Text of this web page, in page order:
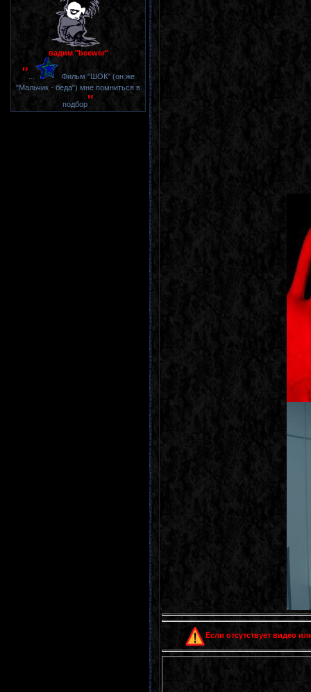
вадим "beewer"
"
Фильм "ШОК" (он же
"Мальчик - беда") мне помниться в
подбор"
Если отсутствует видео